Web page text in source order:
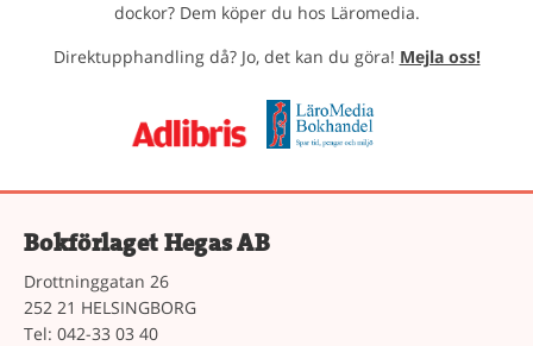
dockor? Dem köper du hos Läromedia.
Direktupphandling då? Jo, det kan du göra! Mejla oss!
Bokförlaget Hegas AB
Drottninggatan 26
252 21 HELSINGBORG
Tel: 042-33 03 40